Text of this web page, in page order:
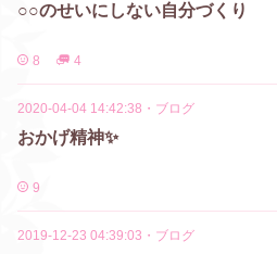
○○のせいにしない自分づくり
8 4
2020-04-04 14:42:38 ・ ブログ
おかげ精神✨
9
2019-12-23 04:39:03 ・ ブログ